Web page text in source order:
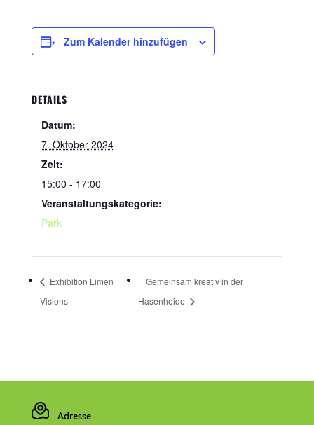
Zum Kalender hinzufügen
DETAILS
Datum:
7. Oktober 2024
Zeit:
15:00 - 17:00
Veranstaltungskategorie:
Park
Exhibition Limen
Visions
Gemeinsam kreativ in der
Hasenheide
Adresse